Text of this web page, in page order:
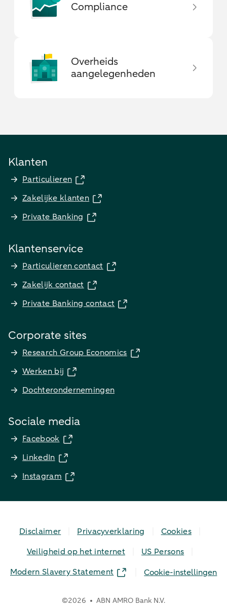
Compliance
Overheids
aangelegenheden
Klanten
Particulieren
Zakelijke klanten
Private Banking
Klantenservice
Particulieren contact
Zakelijk contact
Private Banking contact
Corporate sites
Research Group Economics
Werken bij
Dochterondernemingen
Sociale media
Facebook
LinkedIn
Instagram
Disclaimer Privacyverklaring
Cookies
Veiligheid op het internet
US Persons
Modern Slavery Statement
Cookie-instellingen
©2026 ABN AMRO Bank N.V.